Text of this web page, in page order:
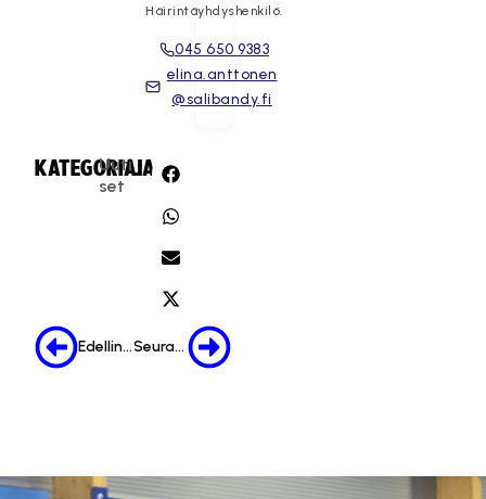
Häirintäyhdyshenkilö.
045 650 9383
elina.anttonen
@salibandy.fi
KATEGORIA:
Uuti
set
JAA:
Edellinen Seuraava